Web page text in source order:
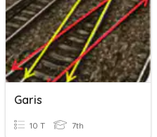
Garis
10 T 7th